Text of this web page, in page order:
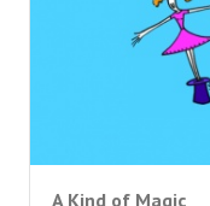
A Kind of Magic